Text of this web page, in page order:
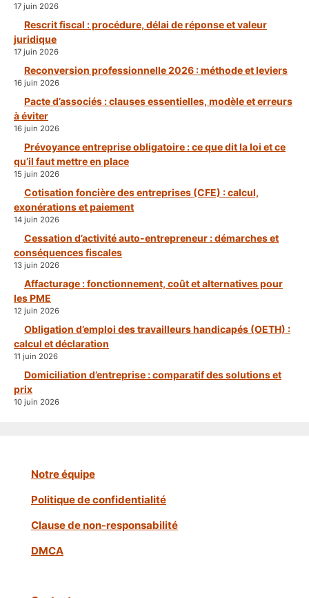
17 juin 2026
Rescrit fiscal : procédure, délai de réponse et valeur
juridique
17 juin 2026
Reconversion professionnelle 2026 : méthode et leviers
16 juin 2026
Pacte d’associés : clauses essentielles, modèle et erreurs
à éviter
16 juin 2026
Prévoyance entreprise obligatoire : ce que dit la loi et ce
qu’il faut mettre en place
15 juin 2026
Cotisation foncière des entreprises (CFE) : calcul,
exonérations et paiement
14 juin 2026
Cessation d’activité auto-entrepreneur : démarches et
conséquences fiscales
13 juin 2026
Affacturage : fonctionnement, coût et alternatives pour
les PME
12 juin 2026
Obligation d’emploi des travailleurs handicapés (OETH) :
calcul et déclaration
11 juin 2026
Domiciliation d’entreprise : comparatif des solutions et
prix
10 juin 2026
Notre équipe
Politique de confidentialité
Clause de non-responsabilité
DMCA